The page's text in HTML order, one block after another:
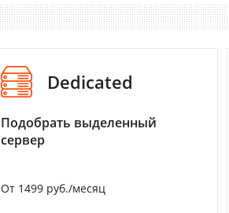
Dedicated
Подобрать выделенный
сервер
От 1499 руб./месяц